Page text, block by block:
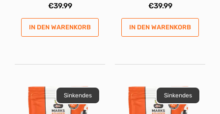
€39.99
IN DEN WARENKORB
€39.99
IN DEN WARENKORB
Sinkendes Sinkendes